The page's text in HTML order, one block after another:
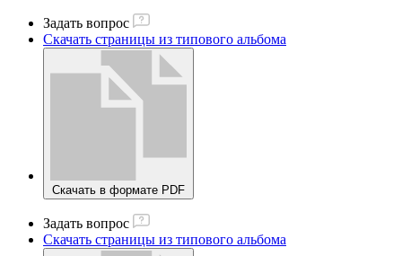
Задать вопрос
Скачать страницы из типового альбома
Скачать в формате PDF
Задать вопрос
Скачать страницы из типового альбома